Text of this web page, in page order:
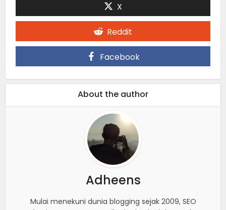
X
Reddit
Facebook
About the author
Adheens
Mulai menekuni dunia blogging sejak 2009, SEO